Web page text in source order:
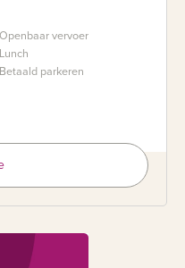
Openbaar vervoer
Lunch
Betaald parkeren